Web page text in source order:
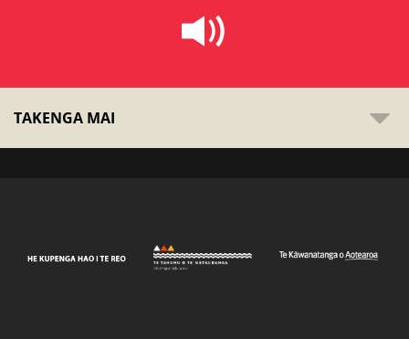
TAKENGA MAI